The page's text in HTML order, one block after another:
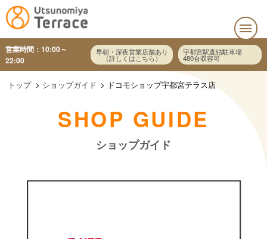
営業時間：10:00～
22:00
早朝・深夜営業店舗あり
（詳しくはこちら）
宇都宮駅直結駐車場
480台収容可
トップ ショップガイド ドコモショップ宇都宮テラス店
SHOP GUIDE
ショップガイド